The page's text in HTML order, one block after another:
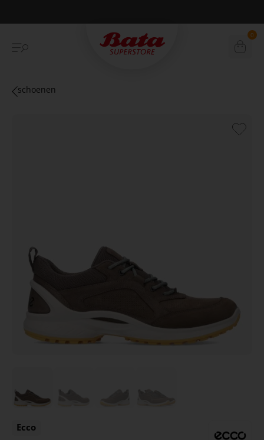
Betaal achteraf met Klarna 0
schoenen
Ecco